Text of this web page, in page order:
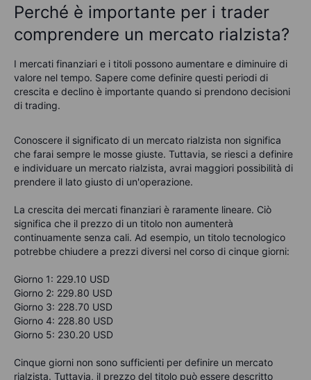
Perché è importante per i trader
comprendere un mercato rialzista?
I mercati finanziari e i titoli possono aumentare e diminuire di
valore nel tempo. Sapere come definire questi periodi di
crescita e declino è importante quando si prendono decisioni
di trading.
Conoscere il significato di un mercato rialzista non significa
che farai sempre le mosse giuste. Tuttavia, se riesci a definire
e individuare un mercato rialzista, avrai maggiori possibilità di
prendere il lato giusto di un'operazione.
La crescita dei mercati finanziari è raramente lineare. Ciò
significa che il prezzo di un titolo non aumenterà
continuamente senza cali. Ad esempio, un titolo tecnologico
potrebbe chiudere a prezzi diversi nel corso di cinque giorni:
Giorno 1: 229.10 USD
Giorno 2: 229.80 USD
Giorno 3: 228.70 USD
Giorno 4: 228.80 USD
Giorno 5: 230.20 USD
Cinque giorni non sono sufficienti per definire un mercato
rialzista. Tuttavia, il prezzo del titolo può essere descritto